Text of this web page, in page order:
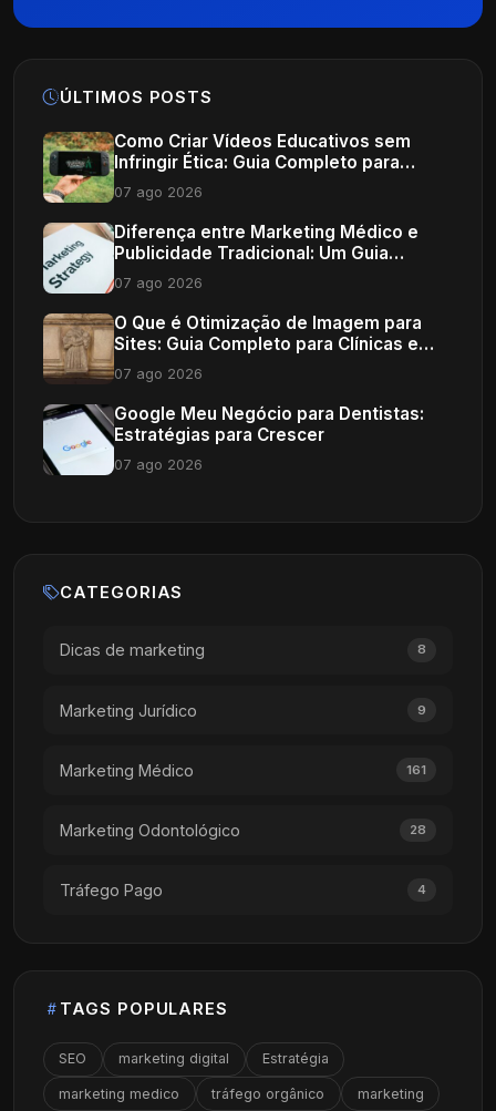
ÚLTIMOS POSTS
Como Criar Vídeos Educativos sem
Infringir Ética: Guia Completo para
Profissionais de Saúde
07 ago 2026
Diferença entre Marketing Médico e
Publicidade Tradicional: Um Guia
Completo
07 ago 2026
O Que é Otimização de Imagem para
Sites: Guia Completo para Clínicas e
Consultórios
07 ago 2026
Google Meu Negócio para Dentistas:
Estratégias para Crescer
07 ago 2026
CATEGORIAS
Dicas de marketing 8
Marketing Jurídico 9
Marketing Médico 161
Marketing Odontológico 28
Tráfego Pago 4
TAGS POPULARES
SEO marketing digital Estratégia
marketing medico tráfego orgânico marketing